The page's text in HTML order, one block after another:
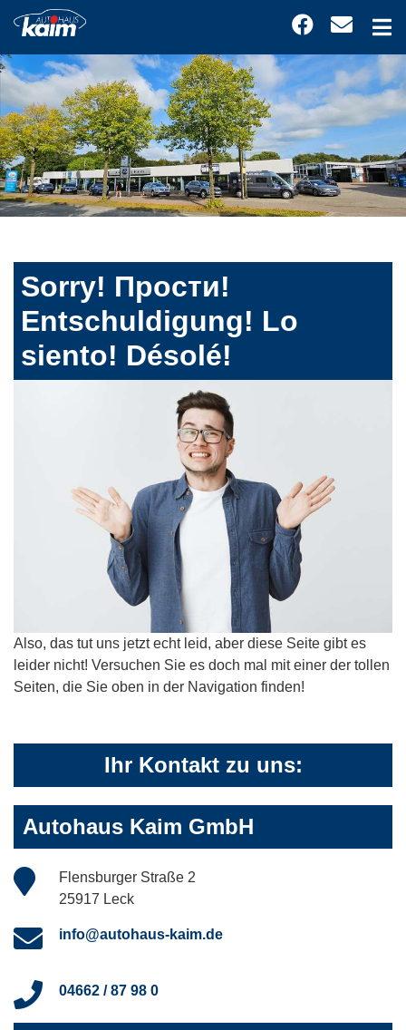
Sorry! Прости!
Entschuldigung! Lo
siento! Désolé!
Also, das tut uns jetzt echt leid, aber diese Seite gibt es
leider nicht! Versuchen Sie es doch mal mit einer der tollen
Seiten, die Sie oben in der Navigation finden!
Ihr Kontakt zu uns:
Autohaus Kaim GmbH
Flensburger Straße 2
25917 Leck
info@autohaus-kaim.de
04662 / 87 98 0